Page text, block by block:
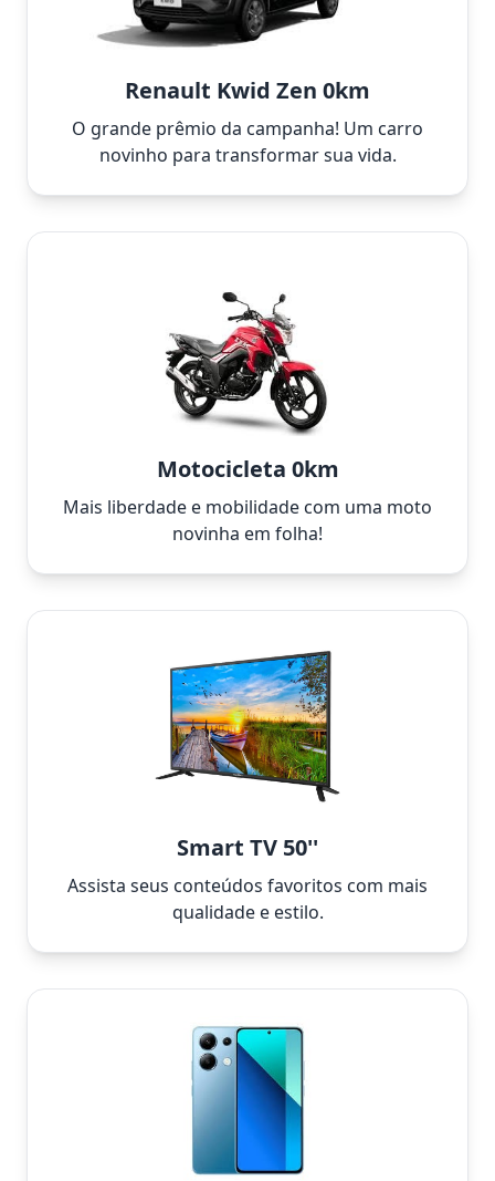
Renault Kwid Zen 0km
O grande prêmio da campanha! Um carro
novinho para transformar sua vida.
Motocicleta 0km
Mais liberdade e mobilidade com uma moto
novinha em folha!
Smart TV 50''
Assista seus conteúdos favoritos com mais
qualidade e estilo.